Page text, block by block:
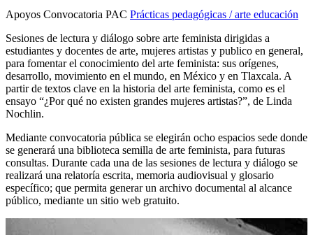
Apoyos Convocatoria PAC Prácticas pedagógicas / arte educación
Sesiones de lectura y diálogo sobre arte feminista dirigidas a
estudiantes y docentes de arte, mujeres artistas y publico en general,
para fomentar el conocimiento del arte feminista: sus orígenes,
desarrollo, movimiento en el mundo, en México y en Tlaxcala. A
partir de textos clave en la historia del arte feminista, como es el
ensayo “¿Por qué no existen grandes mujeres artistas?”, de Linda
Nochlin.
Mediante convocatoria pública se elegirán ocho espacios sede donde
se generará una biblioteca semilla de arte feminista, para futuras
consultas. Durante cada una de las sesiones de lectura y diálogo se
realizará una relatoría escrita, memoria audiovisual y glosario
específico; que permita generar un archivo documental al alcance
público, mediante un sitio web gratuito.